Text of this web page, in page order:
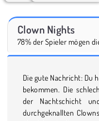
Clown Nights
78% der Spieler mögen
Die gute Nachricht: Du
bekommen. Die
der Nachtschicht
durchgeknallten